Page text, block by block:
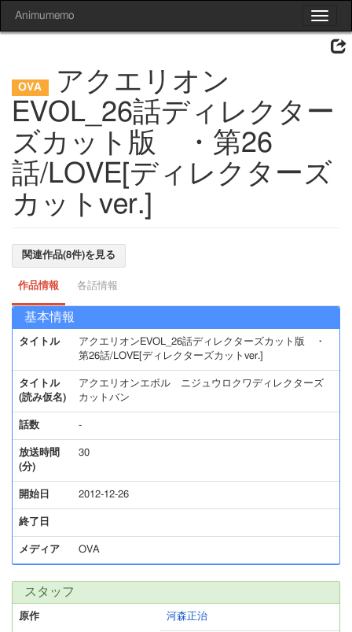
Toggle
Animumemo
アクエリオン
EVOL_26話ディレクター
ズカット版 ・第26
話/LOVE[ディレクターズ
カットver.]
関連作品(8件)を見る
作品情報 各話情報
基本情報
タイトル
アクエリオンEVOL_26話ディレクターズカット版 ・
第26話/LOVE[ディレクターズカットver.]
タイトル
(読み仮名)
アクエリオンエボル ニジュウロクワディレクターズ
カットバン
話数 -
放送時間
(分)
30
開始日 2012-12-26
終了日
メディア OVA
スタッフ
原作 河森正治